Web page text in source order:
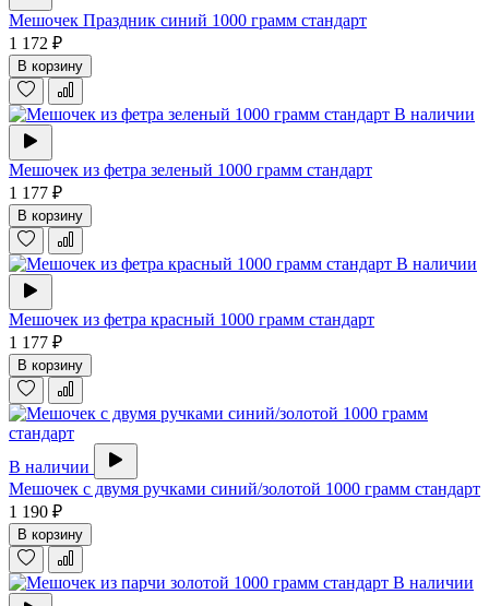
Мешочек Праздник синий 1000 грамм стандарт
1 172 ₽
В корзину
В наличии
Мешочек из фетра зеленый 1000 грамм стандарт
1 177 ₽
В корзину
В наличии
Мешочек из фетра красный 1000 грамм стандарт
1 177 ₽
В корзину
В наличии
Мешочек с двумя ручками синий/золотой 1000 грамм стандарт
1 190 ₽
В корзину
В наличии